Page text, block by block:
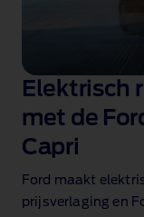
Elektrisch
met de
Capri
Ford maakt
prijsverlaging en